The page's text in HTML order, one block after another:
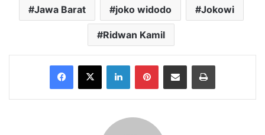
Jawa Barat joko widodo Jokowi
Ridwan Kamil
Facebook
X LinkedInPinterestShare via Email Print